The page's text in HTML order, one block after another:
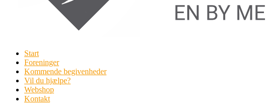
Start
Foreninger
Kommende begivenheder
Vil du hjælpe?
Webshop
Kontakt